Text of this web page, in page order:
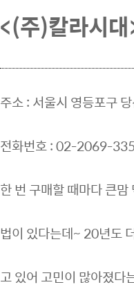
<(주)칼라시
주소 : 서울시 영등포구
전화번호 : 02-2069-
한 번 구매할 때마다 큰
법이 있다는데~ 20년도
고 있어 고민이 많아졌다